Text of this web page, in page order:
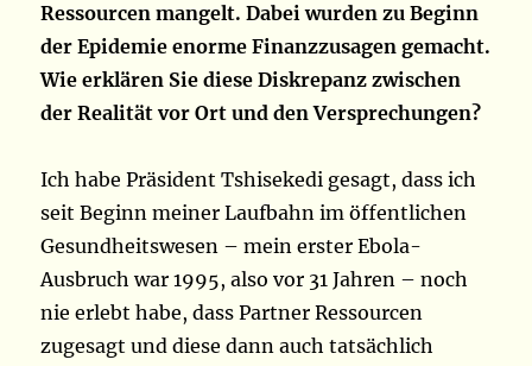
Ressourcen mangelt. Dabei wurden zu Beginn
der Epidemie enorme Finanzzusagen gemacht.
Wie erklären Sie diese Diskrepanz zwischen
der Realität vor Ort und den Versprechungen?
Ich habe Präsident Tshisekedi gesagt, dass ich
seit Beginn meiner Laufbahn im öffentlichen
Gesundheitswesen – mein erster Ebola-
Ausbruch war 1995, also vor 31 Jahren – noch
nie erlebt habe, dass Partner Ressourcen
zugesagt und diese dann auch tatsächlich